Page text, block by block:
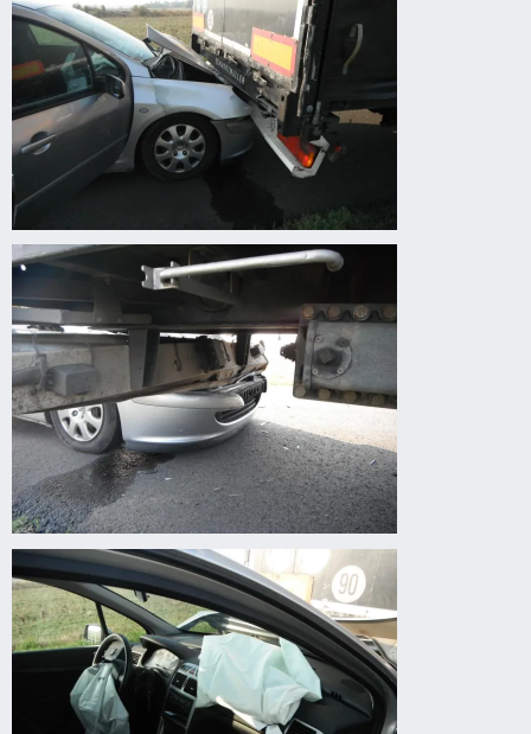
Körösladány
felé
autóbaleset
Körösladány
felé
autóbaleset